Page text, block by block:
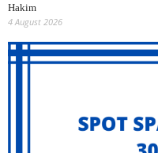
Hakim
4 August 2026